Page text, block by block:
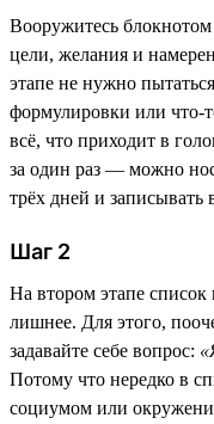
Вооружитесь
цели, желания и
этапе не нужно
формулировки или что-
всё, что приходит в
за один раз — можно
трёх дней и
Шаг 2
На втором этапе
лишнее. Для этого,
задавайте себе вопрос:
Потому что нередко в
социумом или